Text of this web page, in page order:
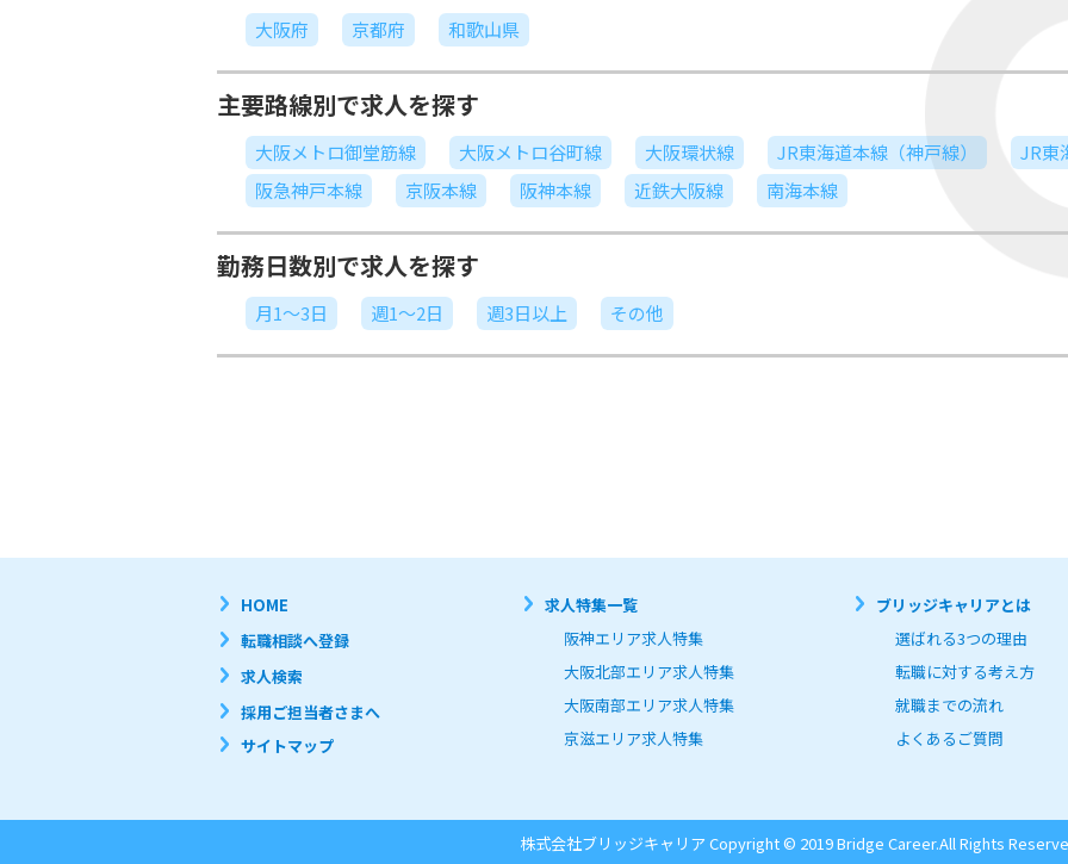
大阪府 京都府 和歌山県
主要路線別で求人を探す
大阪メトロ御堂筋線 大阪メトロ谷町線 大阪環状線 JR東海道本線（神戸線）
JR東
阪急神戸本線
京阪本線 阪神本線 近鉄大阪線 南海本線
勤務日数別で求人を探す
月1～3日 週1～2日 週3日以上 その他
HOME
転職相談へ登録
求人検索
採用ご担当者さまへ
サイトマップ
求人特集一覧
阪神エリア求人特集
大阪北部エリア求人特集
大阪南部エリア求人特集
京滋エリア求人特集
ブリッジキャリアとは
選ばれる3つの理由
転職に対する考え方
就職までの流れ
よくあるご質問
株式会社ブリッジキャリア Copyright © 2019 Bridge Career.All Rights